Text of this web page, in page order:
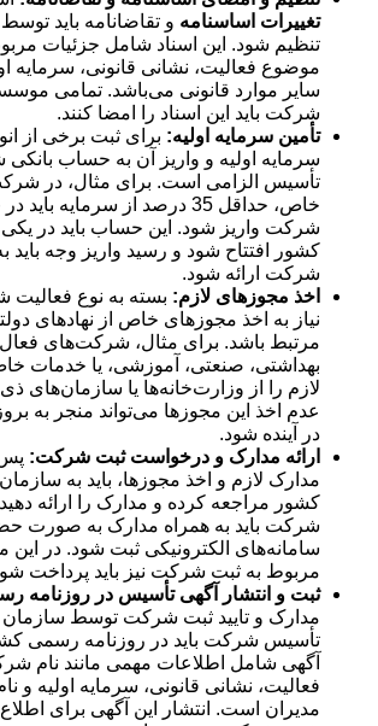
تغییرات اساسنامه و تقاضانامه باید
تنظیم شود. این اسناد شامل جزئیات
موضوع فعالیت، نشانی قانونی، سرمایه
سایر موارد قانونی می‌باشد. تمامی
شرکت باید این اسناد را امضا کنند.
تأمین سرمایه اولیه: برای ثبت برخی از
سرمایه اولیه و واریز آن به حساب
تأسیس الزامی است. برای مثال، در
خاص، حداقل 35 درصد از سرمایه
شرکت واریز شود. این حساب باید در یکی
کشور افتتاح شود و رسید واریز وجه باید
شرکت ارائه شود.
اخذ مجوزهای لازم: بسته به نوع
نیاز به اخذ مجوزهای خاص از نهادهای
مرتبط باشد. برای مثال، شرکت‌های
بهداشتی، صنعتی، آموزشی، یا خدمات
لازم را از وزارت‌خانه‌ها یا سازمان‌های
عدم اخذ این مجوزها می‌تواند منجر به
در آینده شود.
ارائه مدارک و درخواست ثبت شرکت: پس
مدارک لازم و اخذ مجوزها، باید به
کشور مراجعه کرده و مدارک را ارائه
شرکت باید به همراه مدارک به صورت
سامانه‌های الکترونیکی ثبت شود. در این
مربوط به ثبت شرکت نیز باید پرداخت
ثبت و انتشار آگهی تأسیس در روزنامه
مدارک و تایید ثبت شرکت توسط سازمان
تأسیس شرکت باید در روزنامه رسمی
آگهی شامل اطلاعات مهمی مانند نام
فعالیت، نشانی قانونی، سرمایه اولیه و
مدیران است. انتشار این آگهی برای